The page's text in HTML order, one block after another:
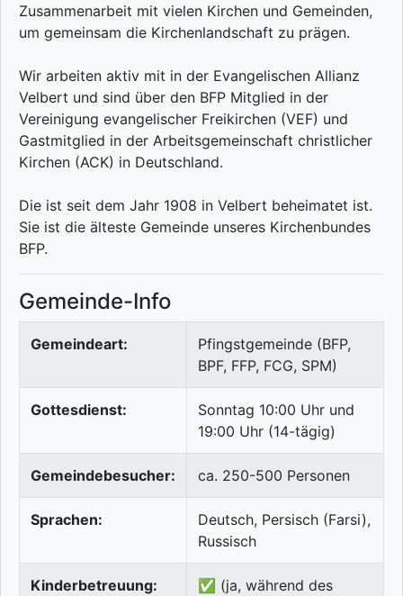
Zusammenarbeit mit vielen Kirchen und Gemeinden,
um gemeinsam die Kirchenlandschaft zu prägen.
Wir arbeiten aktiv mit in der Evangelischen Allianz
Velbert und sind über den BFP Mitglied in der
Vereinigung evangelischer Freikirchen (VEF) und
Gastmitglied in der Arbeitsgemeinschaft christlicher
Kirchen (ACK) in Deutschland.
Die ist seit dem Jahr 1908 in Velbert beheimatet ist.
Sie ist die älteste Gemeinde unseres Kirchenbundes
BFP.
Gemeinde-Info
Gemeindeart:
Pfingstgemeinde (BFP,
BPF, FFP, FCG, SPM)
Gottesdienst:
Sonntag 10:00 Uhr und
19:00 Uhr (14-tägig)
Gemeindebesucher: ca. 250-500 Personen
Sprachen:
Deutsch, Persisch (Farsi),
Russisch
Kinderbetreuung:
✅ (ja, während des